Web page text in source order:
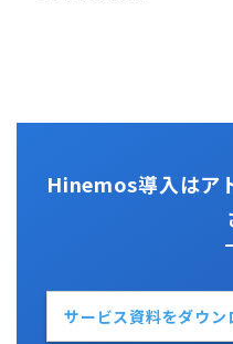
Hinemos導入はア
サービス資料をダウン